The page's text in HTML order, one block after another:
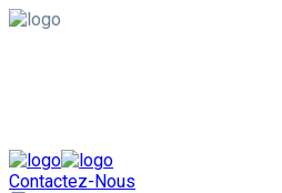
Contactez-Nous